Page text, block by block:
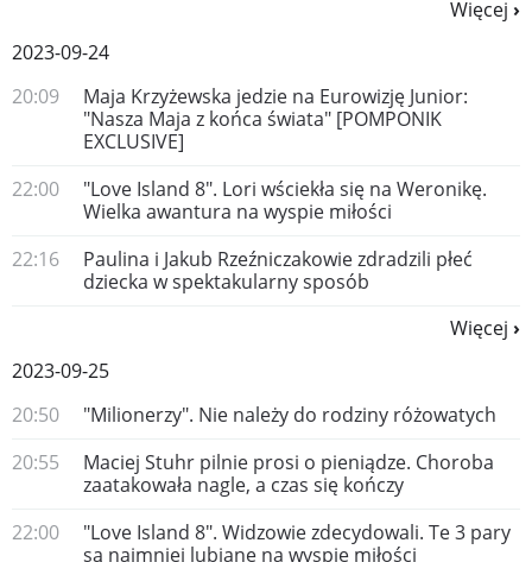
Więcej
2023-09-24
20:09
Maja Krzyżewska jedzie na Eurowizję Junior:
"Nasza Maja z końca świata" [POMPONIK
EXCLUSIVE]
22:00
"Love Island 8". Lori wściekła się na Weronikę.
Wielka awantura na wyspie miłości
22:16
Paulina i Jakub Rzeźniczakowie zdradzili płeć
dziecka w spektakularny sposób
Więcej
2023-09-25
20:50
"Milionerzy". Nie należy do rodziny różowatych
20:55
Maciej Stuhr pilnie prosi o pieniądze. Choroba
zaatakowała nagle, a czas się kończy
22:00
"Love Island 8". Widzowie zdecydowali. Te 3 pary
są najmniej lubiane na wyspie miłości